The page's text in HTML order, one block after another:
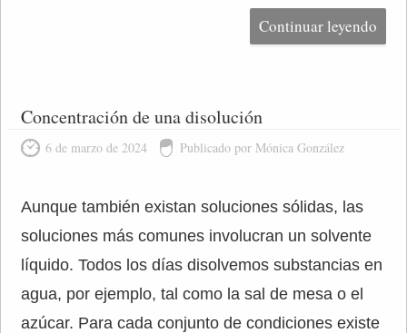
Continuar leyendo
Concentración de una disolución
6 de marzo de 2024 Publicado por Mónica González
Aunque también existan soluciones sólidas, las
soluciones más comunes involucran un solvente
líquido. Todos los días disolvemos substancias en
agua, por ejemplo, tal como la sal de mesa o el
azúcar. Para cada conjunto de condiciones existe